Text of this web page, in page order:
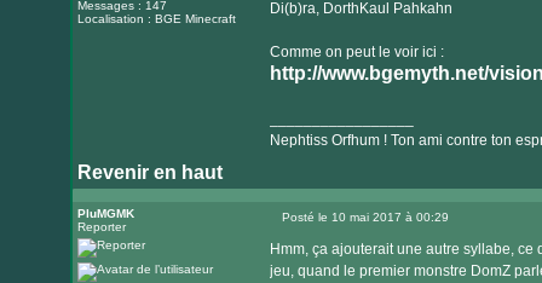
Messages : 147
Localisation : BGE Minecraft
Di(b)ra, DorthKaul Pahkahn
Comme on peut le voir ici :
http://www.bgemyth.net/
Nephtiss Orfhum ! Ton ami contre ton
Revenir en haut
Visiter
le
internet
PluMGMK
Reporter
Posté le 10 mai 2017 à 00:29
Hmm, ça ajouterait une autre syllabe,
jeu, quand le premier monstre DomZ